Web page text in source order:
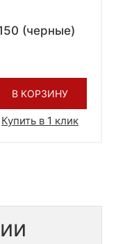
(черные)
В КОРЗИНУ
Купить в 1 клик